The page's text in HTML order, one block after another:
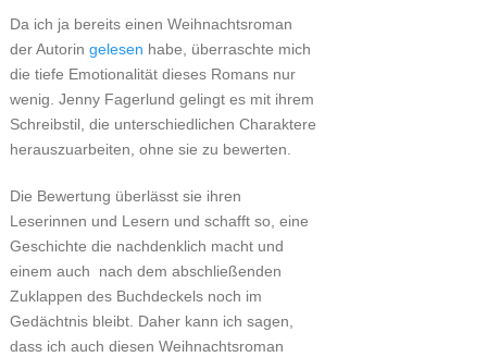
Da ich ja bereits einen Weihnachtsroman
der Autorin gelesen habe, überraschte mich
die tiefe Emotionalität dieses Romans nur
wenig. Jenny Fagerlund gelingt es mit ihrem
Schreibstil, die unterschiedlichen Charaktere
herauszuarbeiten, ohne sie zu bewerten.
Die Bewertung überlässt sie ihren
Leserinnen und Lesern und schafft so, eine
Geschichte die nachdenklich macht und
einem auch nach dem abschließenden
Zuklappen des Buchdeckels noch im
Gedächtnis bleibt. Daher kann ich sagen,
dass ich auch diesen Weihnachtsroman